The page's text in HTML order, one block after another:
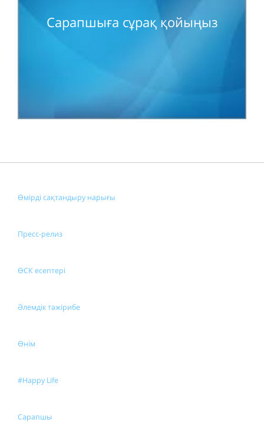
Сарапшыға сұрақ қойыңыз
Өмірді сақтандыру нарығы
Пресс-релиз
ӨСК есептері
Әлемдік тәжірибе
Өнім
#Happy Life
Сарапшы